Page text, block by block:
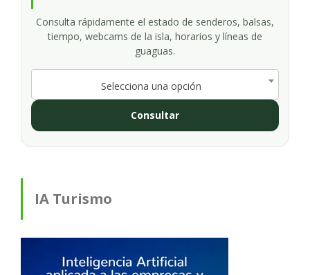
Consulta rápidamente el estado de senderos, balsas,
tiempo, webcams de la isla, horarios y líneas de
guaguas.
Selecciona una opción
Consultar
IA Turismo